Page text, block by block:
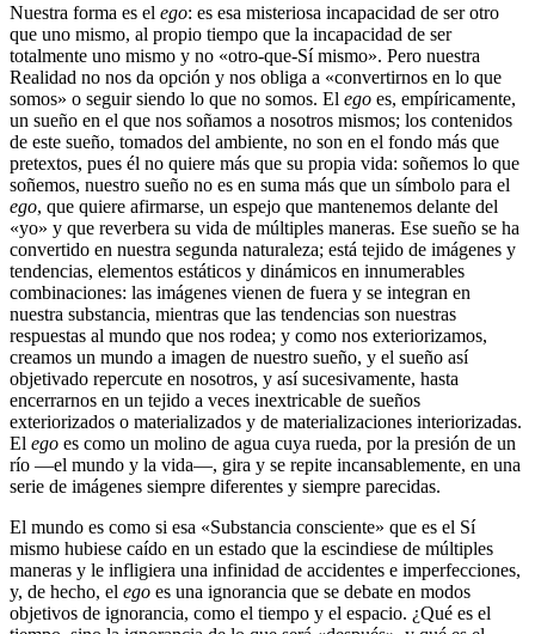
Nuestra forma es el ego: es esa misteriosa incapacidad de ser otro
que uno mismo, al propio tiempo que la incapacidad de ser
totalmente uno mismo y no «otro-que-Sí mismo». Pero nuestra
Realidad no nos da opción y nos obliga a «convertirnos en lo que
somos» o seguir siendo lo que no somos. El ego es, empíricamente,
un sueño en el que nos soñamos a nosotros mismos; los contenidos
de este sueño, tomados del ambiente, no son en el fondo más que
pretextos, pues él no quiere más que su propia vida: soñemos lo que
soñemos, nuestro sueño no es en suma más que un símbolo para el
ego, que quiere afirmarse, un espejo que mantenemos delante del
«yo» y que reverbera su vida de múltiples maneras. Ese sueño se ha
convertido en nuestra segunda naturaleza; está tejido de imágenes y
tendencias, elementos estáticos y dinámicos en innumerables
combinaciones: las imágenes vienen de fuera y se integran en
nuestra substancia, mientras que las tendencias son nuestras
respuestas al mundo que nos rodea; y como nos exteriorizamos,
creamos un mundo a imagen de nuestro sueño, y el sueño así
objetivado repercute en nosotros, y así sucesivamente, hasta
encerrarnos en un tejido a veces inextricable de sueños
exteriorizados o materializados y de materializaciones interiorizadas.
El ego es como un molino de agua cuya rueda, por la presión de un
río ―el mundo y la vida―, gira y se repite incansablemente, en una
serie de imágenes siempre diferentes y siempre parecidas.
El mundo es como si esa «Substancia consciente» que es el Sí
mismo hubiese caído en un estado que la escindiese de múltiples
maneras y le infligiera una infinidad de accidentes e imperfecciones,
y, de hecho, el ego es una ignorancia que se debate en modos
objetivos de ignorancia, como el tiempo y el espacio. ¿Qué es el